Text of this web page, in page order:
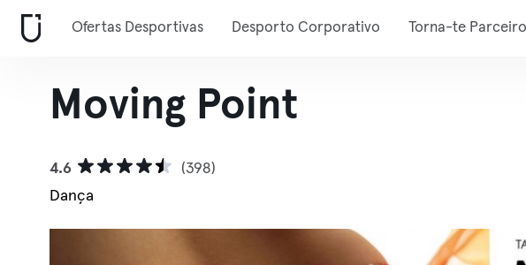
Ofertas Desportivas Desporto Corporativo Torna-te Parceiro
Moving Point
4.6
(398)
Dança